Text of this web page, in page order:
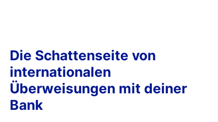
Die Schattenseite von
internationalen
Überweisungen mit deiner
Bank